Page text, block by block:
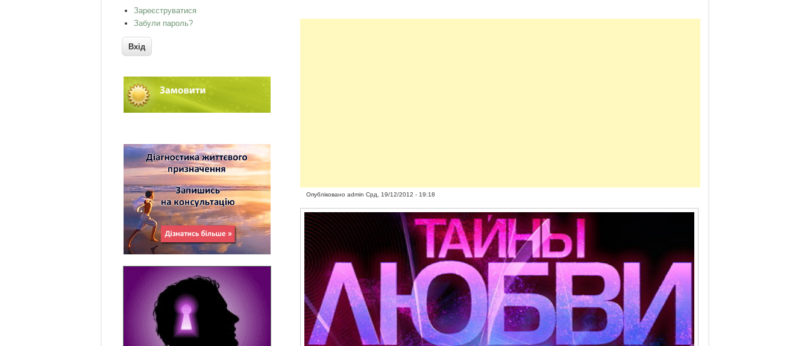
Опублікованоadmin Срд, 19/12/2012 - 19:18
Зареєструватися
Забули пароль?